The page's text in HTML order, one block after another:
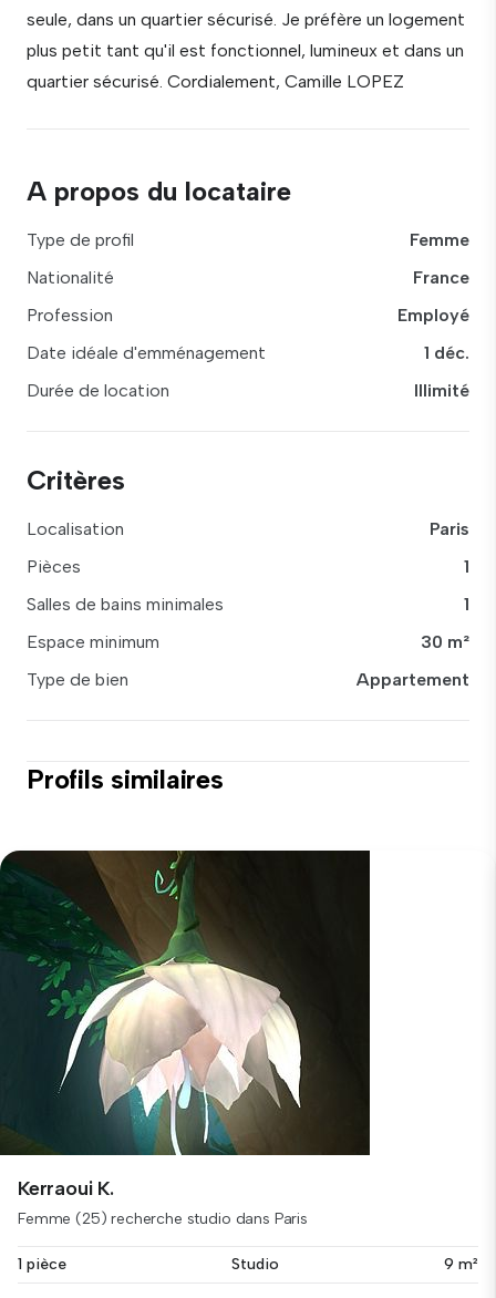
seule, dans un quartier sécurisé. Je préfère un logement
plus petit tant qu'il est fonctionnel, lumineux et dans un
quartier sécurisé. Cordialement, Camille LOPEZ
A propos du locataire
Type de profil
Femme
Nationalité
France
Profession
Employé
Date idéale d'emménagement
1 déc.
Durée de location
Illimité
Critères
Localisation
Paris
Pièces
1
Salles de bains minimales
1
Espace minimum
30 m²
Type de bien
Appartement
Profils similaires
Kerraoui K.
Femme (25) recherche studio dans Paris
1 pièce Studio 9 m²